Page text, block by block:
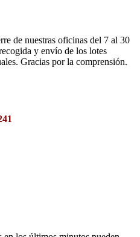
de nuestras oficinas del 7 al 30
y envío de los lotes
Gracias por la comprensión.